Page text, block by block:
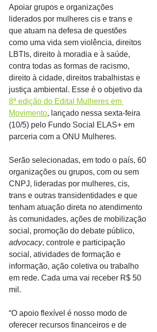
Apoiar grupos e organizações
liderados por mulheres cis e trans e
que atuam na defesa de questões
como uma vida sem violência, direitos
LBTIs, direito à moradia e à saúde,
contra todas as formas de racismo,
direito à cidade, direitos trabalhistas e
justiça ambiental. Esse é o objetivo da
8ª edição do Edital Mulheres em
Movimento, lançado nessa sexta-feira
(10/5) pelo Fundo Social ELAS+ em
parceria com a ONU Mulheres.
Serão selecionadas, em todo o país, 60
organizações ou grupos, com ou sem
CNPJ, lideradas por mulheres, cis,
trans e outras transidentidades e que
tenham atuação direta no atendimento
às comunidades, ações de mobilização
social, promoção do debate público,
advocacy, controle e participação
social, atividades de formação e
informação, ação coletiva ou trabalho
em rede. Cada uma vai receber R$ 50
mil.
“O apoio flexível é nosso modo de
oferecer recursos financeiros e de